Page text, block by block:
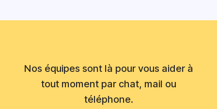
Nos équipes sont là pour vous aider à
tout moment par chat, mail ou
téléphone.